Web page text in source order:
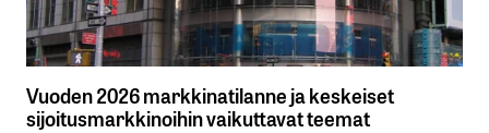
Vuoden 2026 markkinatilanne ja keskeiset
sijoitusmarkkinoihin vaikuttavat teemat